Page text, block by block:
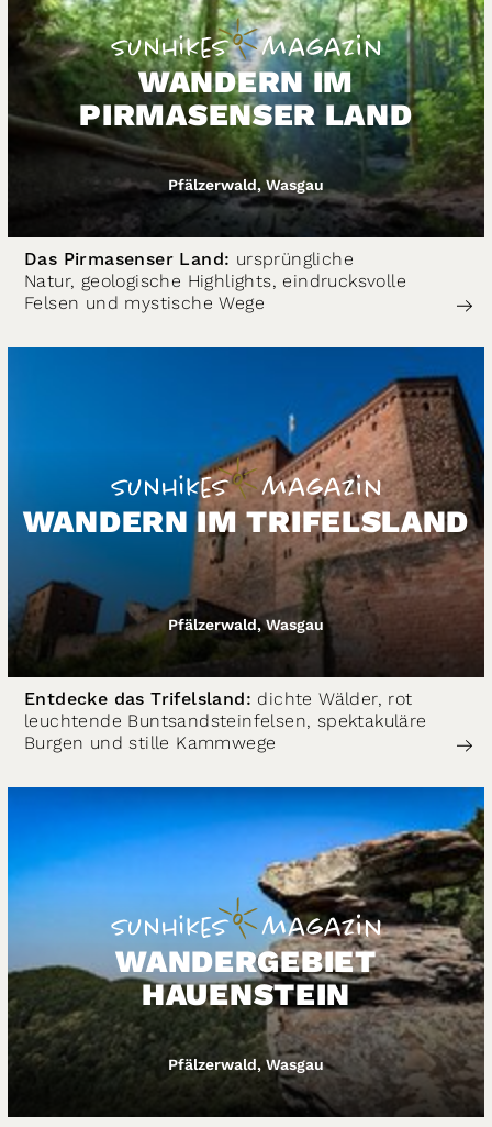
WANDERN IM
PIRMASENSER LAND
Pfälzerwald, Wasgau
Das Pirmasenser Land: ursprüngliche
Natur, geologische Highlights, eindrucksvolle
Felsen und mystische Wege
WANDERN IM TRIFELSLAND
Pfälzerwald, Wasgau
Entdecke das Trifelsland: dichte Wälder, rot
leuchtende Buntsandsteinfelsen, spektakuläre
Burgen und stille Kammwege
WANDERGEBIET
HAUENSTEIN
Pfälzerwald, Wasgau